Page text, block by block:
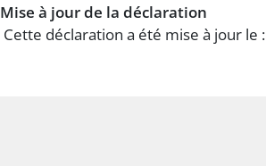
Mise à jour de la déclaration
Cette déclaration a été mise à jour le :